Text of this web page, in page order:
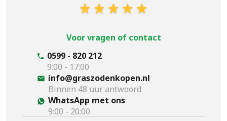
Voor vragen of contact
0599 - 820 212
9:00 - 17:00
info@graszodenkopen.nl
Binnen 48 uur antwoord
WhatsApp met ons
9:00 - 20:00